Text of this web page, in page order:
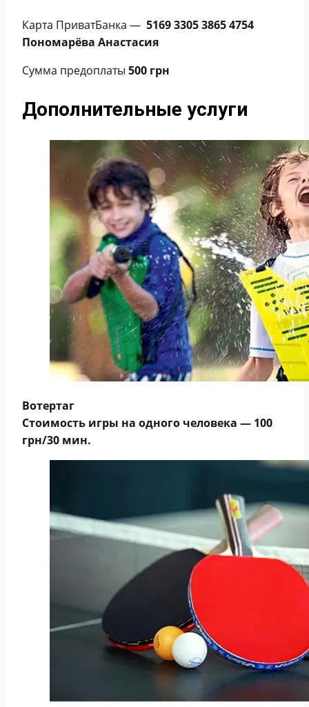
Карта ПриватБанка — 5169 3305 3865 4754
Пономарёва Анастасия
Сумма предоплаты 500 грн
Дополнительные услуги
Вотертаг
Стоимость игры на одного человека — 100
грн/30 мин.